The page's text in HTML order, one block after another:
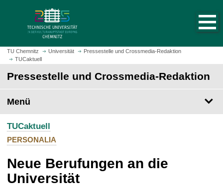
m
H
t
s
i
e
a
u
f
r
u
f
e
TU Chemnitz Universität
Pressestelle und Crossmedia-Redaktion
TUCaktuell
Pressestelle und Crossmedia-Redaktion
Menü
TUCaktuell
PERSONALIA
Neue Berufungen an die
Universität